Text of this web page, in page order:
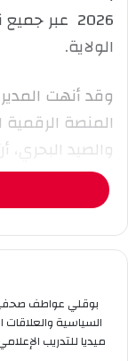
2026 عبر
الولاية.
وقد أنهت
المنصة الرقمية
والصيد
المسجلة في
المعنيين
المطلوبة بعد
العملية في
جاء هذا بعد
الفلاحة
ميديا للتدريب